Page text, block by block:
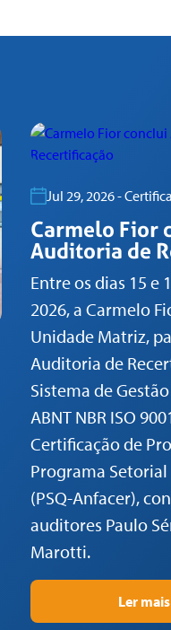
Jul 29, 2026 -
Carmelo Fior
Auditoria de
Entre os dias 15 e
2026, a Carmelo
Unidade Matriz,
Auditoria de
Sistema de
ABNT NBR ISO
Certificação de
Programa
(PSQ-Anfacer),
auditores Paulo
Marotti.
Ler mais